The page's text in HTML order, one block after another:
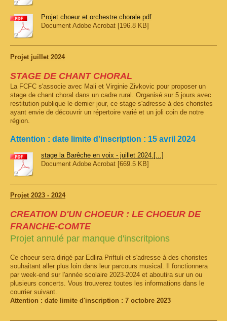
Projet choeur et orchestre chorale.pdf
Document Adobe Acrobat [196.8 KB]
Projet juillet 2024
STAGE DE CHANT CHORAL
La FCFC s'associe avec Mali et Virginie Zivkovic pour proposer un
stage de chant choral dans un cadre rural. Organisé sur 5 jours avec
restitution publique le dernier jour, ce stage s'adresse à des choristes
ayant envie de découvrir un répertoire varié et un joli coin de notre
région.
Attention : date limite d'inscription : 15 avril 2024
stage la Barêche en voix - juillet 2024.[...]
Document Adobe Acrobat [669.5 KB]
Projet 2023 - 2024
CREATION D'UN CHOEUR : LE CHOEUR DE
FRANCHE-COMTE
Projet annulé par manque d'inscritpions
Ce choeur sera dirigé par Edlira Priftuli et s'adresse à des choristes
souhaitant aller plus loin dans leur parcours musical. Il fonctionnera
par week-end sur l'année scolaire 2023-2024 et aboutira sur un ou
plusieurs concerts. Vous trouverez toutes les informations dans le
courrier suivant.
Attention : date limite d'inscription : 7 octobre 2023